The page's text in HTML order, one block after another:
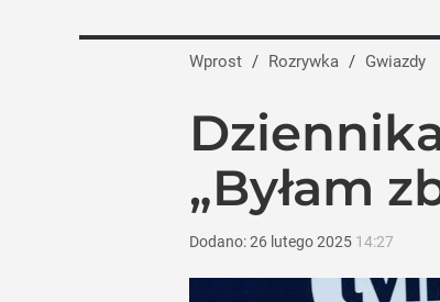
Wprost / Rozrywka / Gwiazdy
„Byłam
Dodano:26 lutego2025 14:27